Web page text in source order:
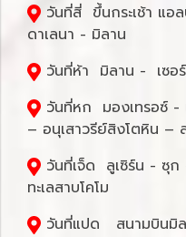
วันที่สี่ ขึ้นกระเช้า แอ
ดาเลนา - มิลาน
วันที่ห้า มิลาน - เซอ
วันที่หก มองเทรอซ์ -
– อนุเสาวรีย์สิงโตหิน –
วันที่เจ็ด ลูเซิร์น - ซุ
ทะเลสาบโคโม
วันที่แปด สนามบินมิ